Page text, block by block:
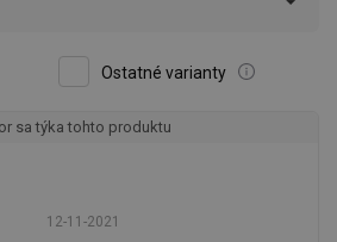
Ostatné varianty
sa týka tohto produktu
12-11-2021